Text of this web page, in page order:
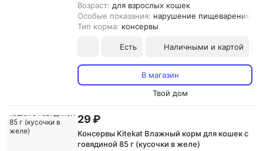
Возраст: для взрослых кошек
Особые показания: нарушение пищеварения,
Тип корма: консервы
Есть Наличными и картой
В магазин
Твой дом
29 ₽
Консервы Kitekat Влажный корм для кошек с
говядиной 85 г (кусочки в желе)